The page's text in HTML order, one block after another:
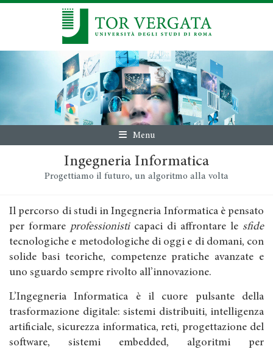
Menu
Ingegneria Informatica
Progettiamo il futuro, un algoritmo alla volta
Il percorso di studi in Ingegneria Informatica è pensato
per formare professionisticapaci di affrontare le sfide
tecnologiche e metodologiche di oggi e di domani, con
solide basi teoriche, competenze pratiche avanzate e
uno sguardo sempre rivolto all’innovazione.
L’Ingegneria Informatica è il cuore pulsante della
trasformazione digitale: sistemi distribuiti, intelligenza
artificiale, sicurezza informatica, reti, progettazione del
software, sistemi embedded, algoritmi per